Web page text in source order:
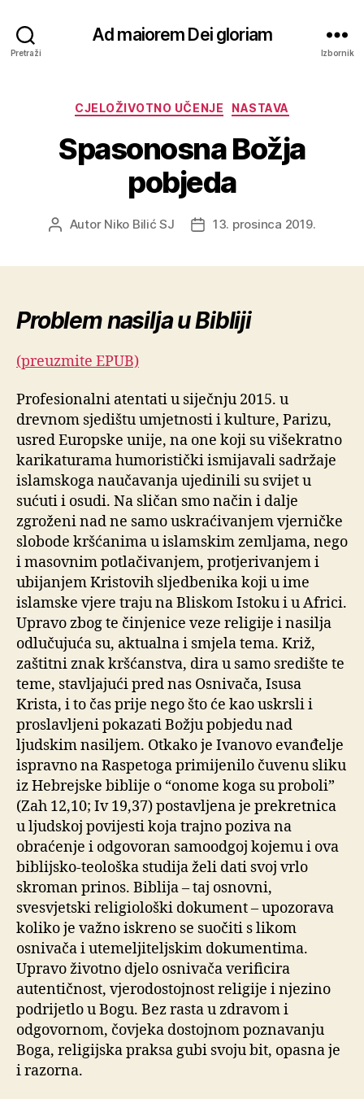
Pretraži
Ad maiorem Dei gloriam
Izbornik
Kategorije
CJELOŽIVOTNO UČENJE NASTAVA
Spasonosna Božja
pobjeda
AutorAutor Niko Bilić SJ
Datum
13. prosinca 2019.
Problem nasilja u Bibliji
(preuzmite EPUB)
Profesionalni atentati u siječnju 2015. u
drevnom sjedištu umjetnosti i kulture, Parizu,
usred Europske unije, na one koji su višekratno
karikaturama humoristički ismijavali sadržaje
islamskoga naučavanja ujedinili su svijet u
sućuti i osudi. Na sličan smo način i dalje
zgroženi nad ne samo uskraćivanjem vjerničke
slobode kršćanima u islamskim zemljama, nego
i masovnim potlačivanjem, protjerivanjem i
ubijanjem Kristovih sljedbenika koji u ime
islamske vjere traju na Bliskom Istoku i u Africi.
Upravo zbog te činjenice veze religije i nasilja
odlučujuća su, aktualna i smjela tema. Križ,
zaštitni znak kršćanstva, dira u samo središte te
teme, stavljajući pred nas Osnivača, Isusa
Krista, i to čas prije nego što će kao uskrsli i
proslavljeni pokazati Božju pobjedu nad
ljudskim nasiljem. Otkako je Ivanovo evanđelje
ispravno na Raspetoga primijenilo čuvenu sliku
iz Hebrejske biblije o “onome koga su proboli”
(Zah 12,10; Iv 19,37) postavljena je prekretnica
u ljudskoj povijesti koja trajno poziva na
obraćenje i odgovoran samoodgoj kojemu i ova
biblijsko-teološka studija želi dati svoj vrlo
skroman prinos. Biblija – taj osnovni,
svesvjetski religiološki dokument – upozorava
koliko je važno iskreno se suočiti s likom
osnivača i utemeljiteljskim dokumentima.
Upravo životno djelo osnivača verificira
autentičnost, vjerodostojnost religije i njezino
podrijetlo u Bogu. Bez rasta u zdravom i
odgovornom, čovjeka dostojnom poznavanju
Boga, religijska praksa gubi svoju bit, opasna je
i razorna.